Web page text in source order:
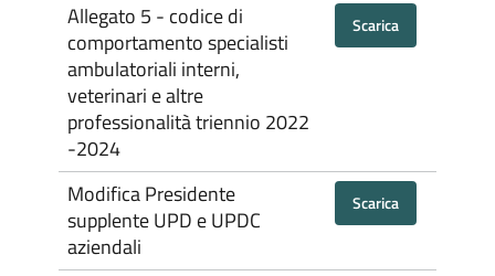
Allegato 5 - codice di
comportamento specialisti
ambulatoriali interni,
veterinari e altre
professionalità triennio 2022
-2024
Scarica
Modifica Presidente
supplente UPD e UPDC
aziendali
Scarica